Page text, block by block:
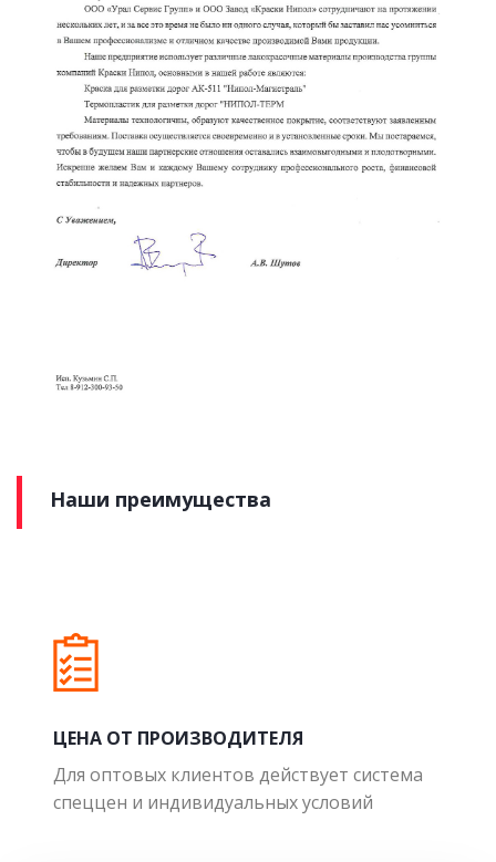
Наши преимущества
ЦЕНА ОТ ПРОИЗВОДИТЕЛЯ
Для оптовых клиентов действует система
спеццен и индивидуальных условий